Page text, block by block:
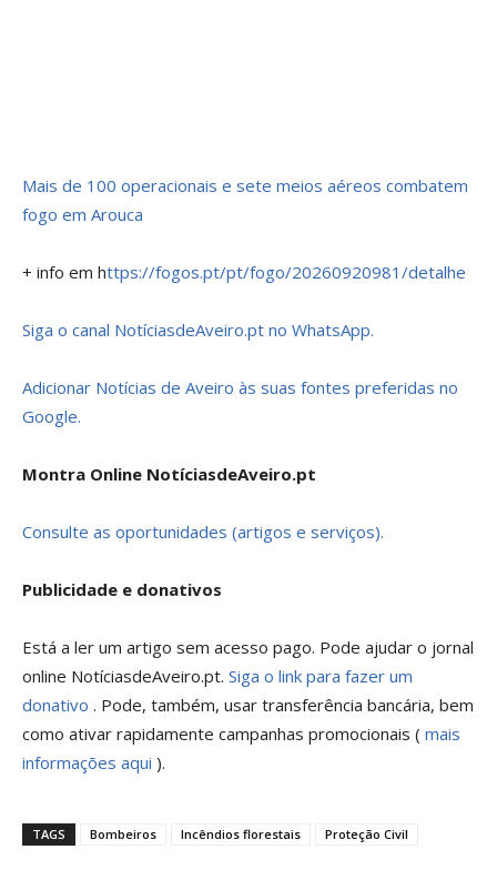
Mais de 100 operacionais e sete meios aéreos combatem
fogo em Arouca
+ info em https://fogos.pt/pt/fogo/20260920981/detalhe
Siga o canal NotíciasdeAveiro.pt no WhatsApp.
Adicionar Notícias de Aveiro às suas fontes preferidas no
Google.
Montra Online NotíciasdeAveiro.pt
Consulte as oportunidades (artigos e serviços).
Publicidade e donativos
Está a ler um artigo sem acesso pago. Pode ajudar o jornal
online NotíciasdeAveiro.pt. Siga o link para fazer um
donativo . Pode, também, usar transferência bancária, bem
como ativar rapidamente campanhas promocionais ( mais
informações aqui ).
TAGS Bombeiros Incêndios florestais Proteção Civil